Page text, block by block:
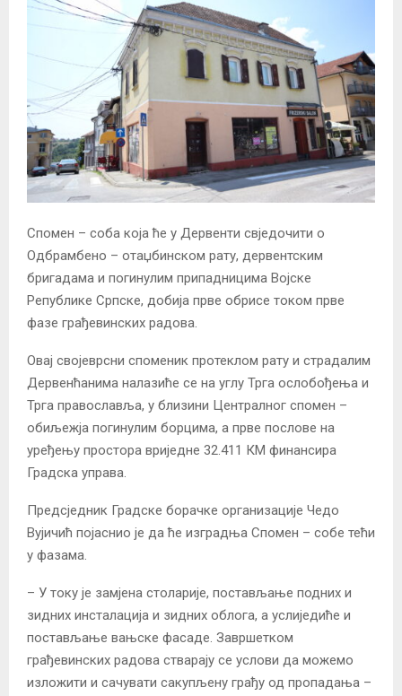
Спомен – соба која ће у Дервенти свједочити о
Одбрамбено – отаџбинском рату, дервентским
бригадама и погинулим припадницима Војске
Републике Српске, добија прве обрисе током прве
фазе грађевинских радова.
Овај својеврсни споменик протеклом рату и страдалим
Дервенћанима налазиће се на углу Трга ослобођења и
Трга православља, у близини Централног спомен –
обиљежја погинулим борцима, а прве послове на
уређењу простора вриједне 32.411 КМ финансира
Градска управа.
Предсједник Градске борачке организације Чедо
Вујичић појаснио је да ће изградња Спомен – собе тећи
у фазама.
– У току је замјена столарије, постављање подних и
зидних инсталација и зидних облога, а услиједиће и
постављање вањске фасаде. Завршетком
грађевинских радова стварају се услови да можемо
изложити и сачувати сакупљену грађу од пропадања –